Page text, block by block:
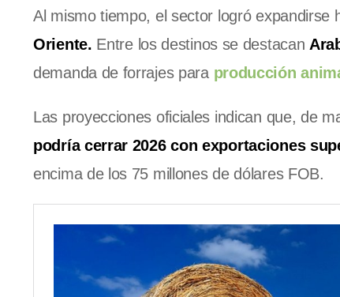
Al mismo tiempo, el sector logró expandirse
Oriente. Entre los destinos se destacan
demanda de forrajes para producción
Las proyecciones oficiales indican que, de
podría cerrar 2026 con exportaciones
encima de los 75 millones de dólares FOB.